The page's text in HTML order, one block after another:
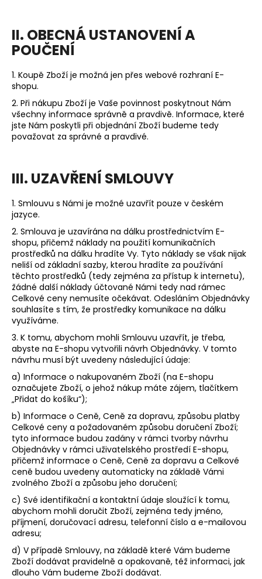
II. OBECNÁ USTANOVENÍ A
POUČENÍ
1. Koupě Zboží je možná jen přes webové rozhraní E-
shopu.
2. Při nákupu Zboží je Vaše povinnost poskytnout Nám
všechny informace správně a pravdivě. Informace, které
jste Nám poskytli při objednání Zboží budeme tedy
považovat za správné a pravdivé.
III. UZAVŘENÍ SMLOUVY
1. Smlouvu s Námi je možné uzavřít pouze v českém
jazyce.
2. Smlouva je uzavírána na dálku prostřednictvím E-
shopu, přičemž náklady na použití komunikačních
prostředků na dálku hradíte Vy. Tyto náklady se však nijak
neliší od základní sazby, kterou hradíte za používání
těchto prostředků (tedy zejména za přístup k internetu),
žádné další náklady účtované Námi tedy nad rámec
Celkové ceny nemusíte očekávat. Odesláním Objednávky
souhlasíte s tím, že prostředky komunikace na dálku
využíváme.
3. K tomu, abychom mohli Smlouvu uzavřít, je třeba,
abyste na E-shopu vytvořili návrh Objednávky. V tomto
návrhu musí být uvedeny následující údaje:
a) Informace o nakupovaném Zboží (na E-shopu
označujete Zboží, o jehož nákup máte zájem, tlačítkem
„Přidat do košíku“);
b) Informace o Ceně, Ceně za dopravu, způsobu platby
Celkové ceny a požadovaném způsobu doručení Zboží;
tyto informace budou zadány v rámci tvorby návrhu
Objednávky v rámci uživatelského prostředí E-shopu,
přičemž informace o Ceně, Ceně za dopravu a Celkové
ceně budou uvedeny automaticky na základě Vámi
zvolného Zboží a způsobu jeho doručení;
c) Své identifikační a kontaktní údaje sloužící k tomu,
abychom mohli doručit Zboží, zejména tedy jméno,
příjmení, doručovací adresu, telefonní číslo a e-mailovou
adresu;
d) V případě Smlouvy, na základě které Vám budeme
Zboží dodávat pravidelně a opakovaně, též informaci, jak
dlouho Vám budeme Zboží dodávat.